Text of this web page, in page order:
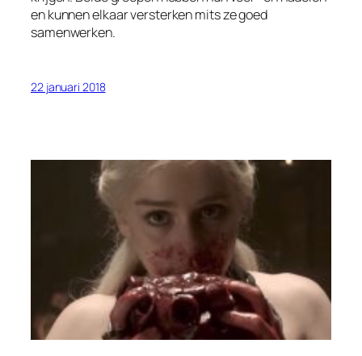
en kunnen elkaar versterken mits ze goed
samenwerken.
22 januari 2018